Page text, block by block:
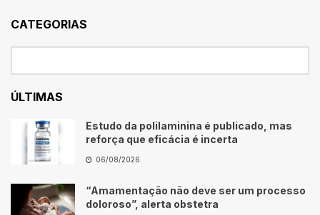
CATEGORIAS
ÚLTIMAS
Estudo da polilaminina é publicado, mas
reforça que eficácia é incerta
06/08/2026
“Amamentação não deve ser um processo
doloroso”, alerta obstetra